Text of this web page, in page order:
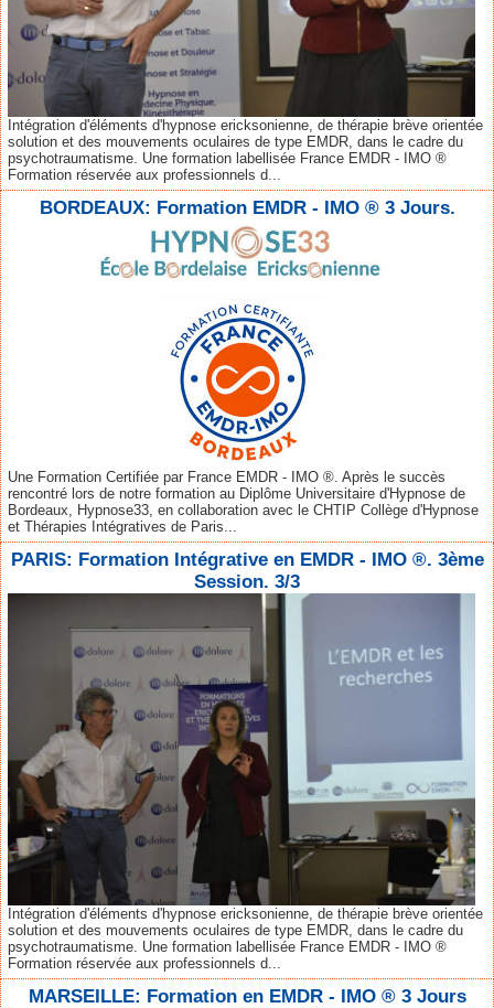
Intégration d'éléments d'hypnose ericksonienne, de thérapie brève orientée
solution et des mouvements oculaires de type EMDR, dans le cadre du
psychotraumatisme. Une formation labellisée France EMDR - IMO ®
Formation réservée aux professionnels d...
BORDEAUX: Formation EMDR - IMO ® 3 Jours.
Une Formation Certifiée par France EMDR - IMO ®. Après le succès
rencontré lors de notre formation au Diplôme Universitaire d'Hypnose de
Bordeaux, Hypnose33, en collaboration avec le CHTIP Collège d'Hypnose
et Thérapies Intégratives de Paris...
PARIS: Formation Intégrative en EMDR - IMO ®. 3ème
Session. 3/3
Intégration d'éléments d'hypnose ericksonienne, de thérapie brève orientée
solution et des mouvements oculaires de type EMDR, dans le cadre du
psychotraumatisme. Une formation labellisée France EMDR - IMO ®
Formation réservée aux professionnels d...
MARSEILLE: Formation en EMDR - IMO ® 3 Jours